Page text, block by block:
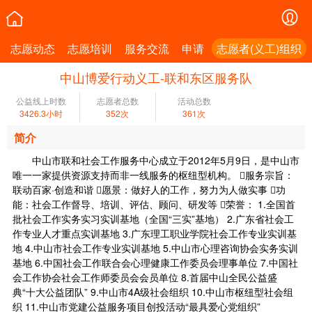
志愿动态 志愿培训 服务交流 申请 志愿者(义工)组织
中山博爱行动义工-联和东区服务队
公益线上时数
3426.3小时
志愿者总数
352次
活动总数
361次
简介
中山市联和社会工作服务中心成立于2012年5月9日，是中山市
唯一一家提供资源支持而非一线服务的枢纽型机构。 服务宗旨：
联动百家·创造和谐 愿景：做好人的工作，努力为人做实事 功
能：社会工作督导、培训、评估、顾问、研发等 荣誉： 1.全国首
批社会工作实务实习实训基地（全国“三实”基地） 2.广东省社会工
作专业人才重点实训基地 3.广东理工职业学院社会工作专业实训基
地 4.中山市社会工作专业实训基地 5.中山市心理咨询协会实务实训
基地 6.中国社会工作联合会心理健康工作委员会理事单位 7.中国社
会工作协会社会工作师委员会会员单位 8.首届中山全民公益盛
典“十大公益团队” 9.中山市4A级社会组织 10.中山市枢纽型社会组
织 11.中山市党建公益服务项目创投活动“最具爱心党组织”